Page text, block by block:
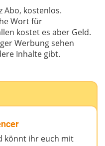
Abo, kostenlos.
Wort für
kostet es aber Geld.
Werbung sehen
Inhalte gibt.
könnt ihr euch mit